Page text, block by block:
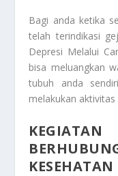
Bagi anda ketika
telah terindikasi
Depresi Melalui
bisa meluangkan
tubuh anda
melakukan